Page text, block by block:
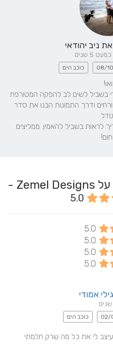
ניב יהודאי
5 שנים
08/ כוכב הים
המלצות וחוות דעת על Zemel Designs -
5.0
5.0
5.0
5.0
5.0
אמודי
02/ כוכב הים
לי את כל מה שרק חלמתי